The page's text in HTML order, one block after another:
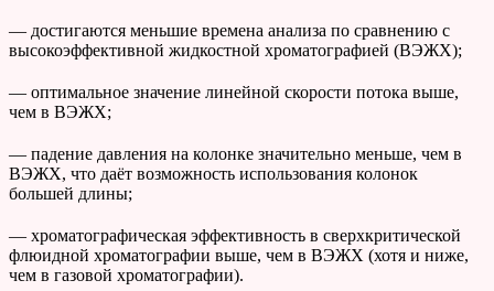
— достигаются меньшие времена анализа по сравнению с
высокоэффективной жидкостной хроматографией (ВЭЖХ);
— оптимальное значение линейной скорости потока выше,
чем в ВЭЖХ;
— падение давления на колонке значительно меньше, чем в
ВЭЖХ, что даёт возможность использования колонок
большей длины;
— хроматографическая эффективность в сверхкритической
флюидной хроматографии выше, чем в ВЭЖХ (хотя и ниже,
чем в газовой хроматографии).